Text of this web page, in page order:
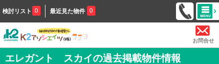
検討リスト 0 最近見た物件 0
お問合せ
エレガント スカイの過去掲載物件情報